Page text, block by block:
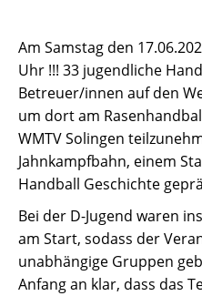
Am Samstag den
Uhr !!! 33 jugendliche
Betreuer/innen auf den
um dort am
WMTV Solingen
Jahnkampfbahn, einem
Handball Geschichte
Bei der D-Jugend waren
am Start, sodass der
unabhängige Gruppen
Anfang an klar, dass das